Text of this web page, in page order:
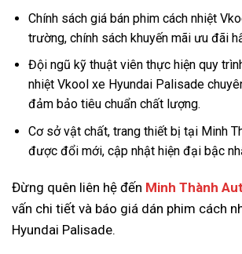
Chính sách giá bán phim cách nhiệt
trường, chính sách khuyến mãi ưu đãi
Đội ngũ kỹ thuật viên thực hiện quy
nhiệt Vkool xe Hyundai Palisade
đảm bảo tiêu chuẩn chất lượng.
Cơ sở vật chất, trang thiết bị tại Minh
được đổi mới, cập nhật hiện đại bậc
Đừng quên liên hệ đến Minh Thành
vấn chi tiết và báo giá dán phim cách
Hyundai Palisade.